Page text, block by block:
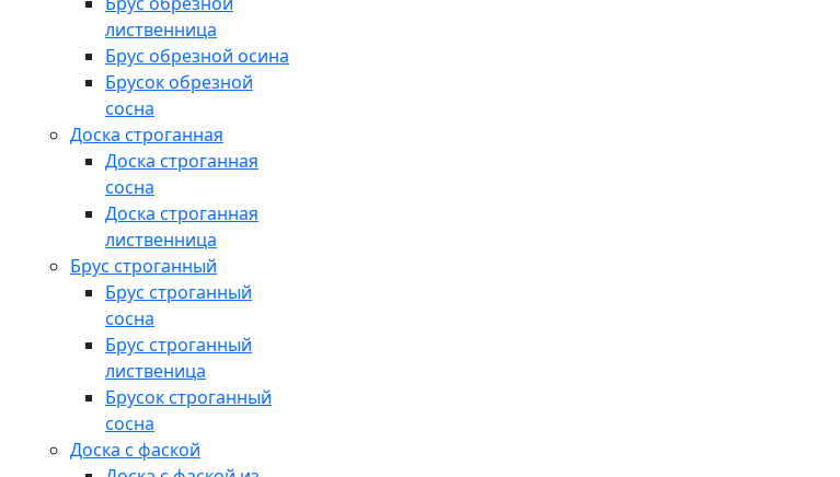
лиственница
Брус обрезной осина
Брусок обрезной
сосна
Доска строганная
Доска строганная
сосна
Доска строганная
лиственница
Брус строганный
Брус строганный
сосна
Брус строганный
лиственица
Брусок строганный
сосна
Доска с фаской